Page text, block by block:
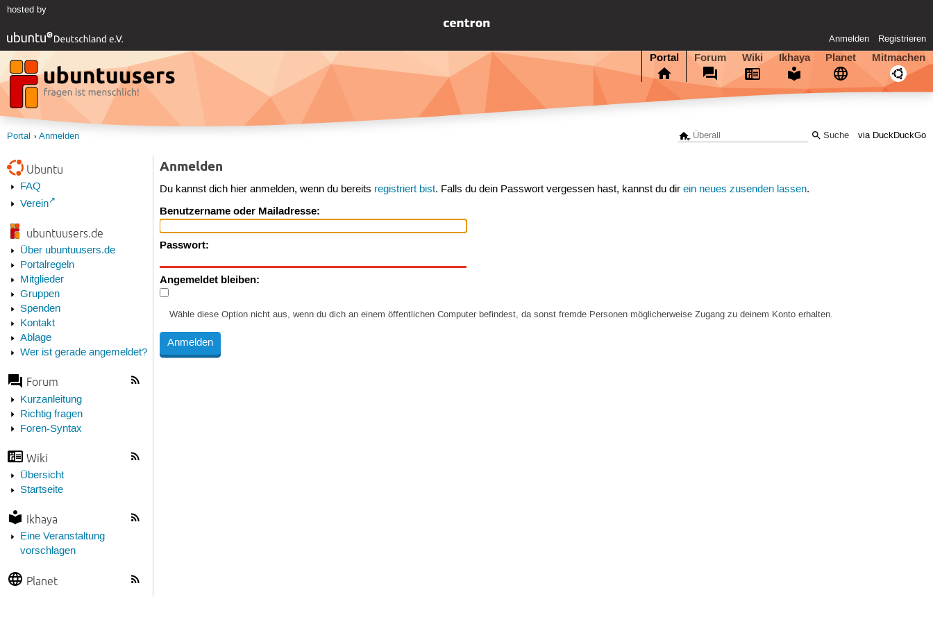
hosted by
Anmelden Registrieren
Portal Forum Wiki Ikhaya Planet Mitmachen
via DuckDuckGo
Portal Anmelden
Ubuntu
FAQ
Verein
ubuntuusers.de
Über ubuntuusers.de
Portalregeln
Mitglieder
Gruppen
Spenden
Kontakt
Ablage
Wer ist gerade angemeldet?
Forum
Kurzanleitung
Richtig fragen
Foren-Syntax
Wiki
Übersicht
Startseite
Ikhaya
Eine Veranstaltung
vorschlagen
Planet
Anmelden
Du kannst dich hier anmelden, wenn du bereits registriert bist. Falls du dein Passwort vergessen hast, kannst du direin neues zusenden lassen.
Benutzername oder Mailadresse:
Passwort:
Angemeldet bleiben:
Wähle diese Option nicht aus, wenn du dich an einem öffentlichen Computer befindest, da sonst fremde Personen möglicherweise Zugang zu deinem Konto erhalten.